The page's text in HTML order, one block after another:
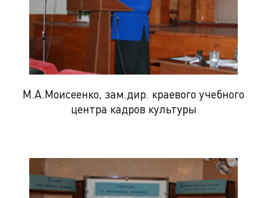
М.А.Моисеенко, зам.дир. краевого учебного
центра кадров культуры